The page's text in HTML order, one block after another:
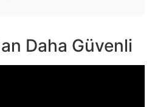
Daha Güvenli